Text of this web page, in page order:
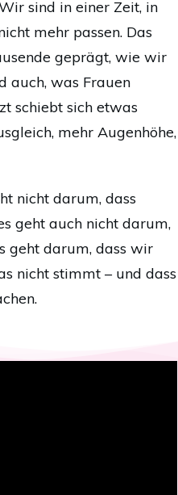
sind in einer Zeit, in
mehr passen. Das
geprägt, wie wir
auch, was Frauen
schiebt sich etwas
mehr Augenhöhe,
nicht darum, dass
geht auch nicht darum,
geht darum, dass wir
nicht stimmt – und dass